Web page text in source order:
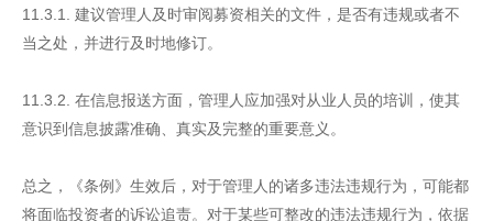
11.3.1. 建议管理人及时审阅募资相关的文件，是否有违规或者不
当之处，并进行及时地修订。
11.3.2. 在信息报送方面，管理人应加强对从业人员的培训，使其
意识到信息披露准确、真实及完整的重要意义。
总之，《条例》生效后，对于管理人的诸多违法违规行为，可能都
将面临投资者的诉讼追责。对于某些可整改的违法违规行为，依据